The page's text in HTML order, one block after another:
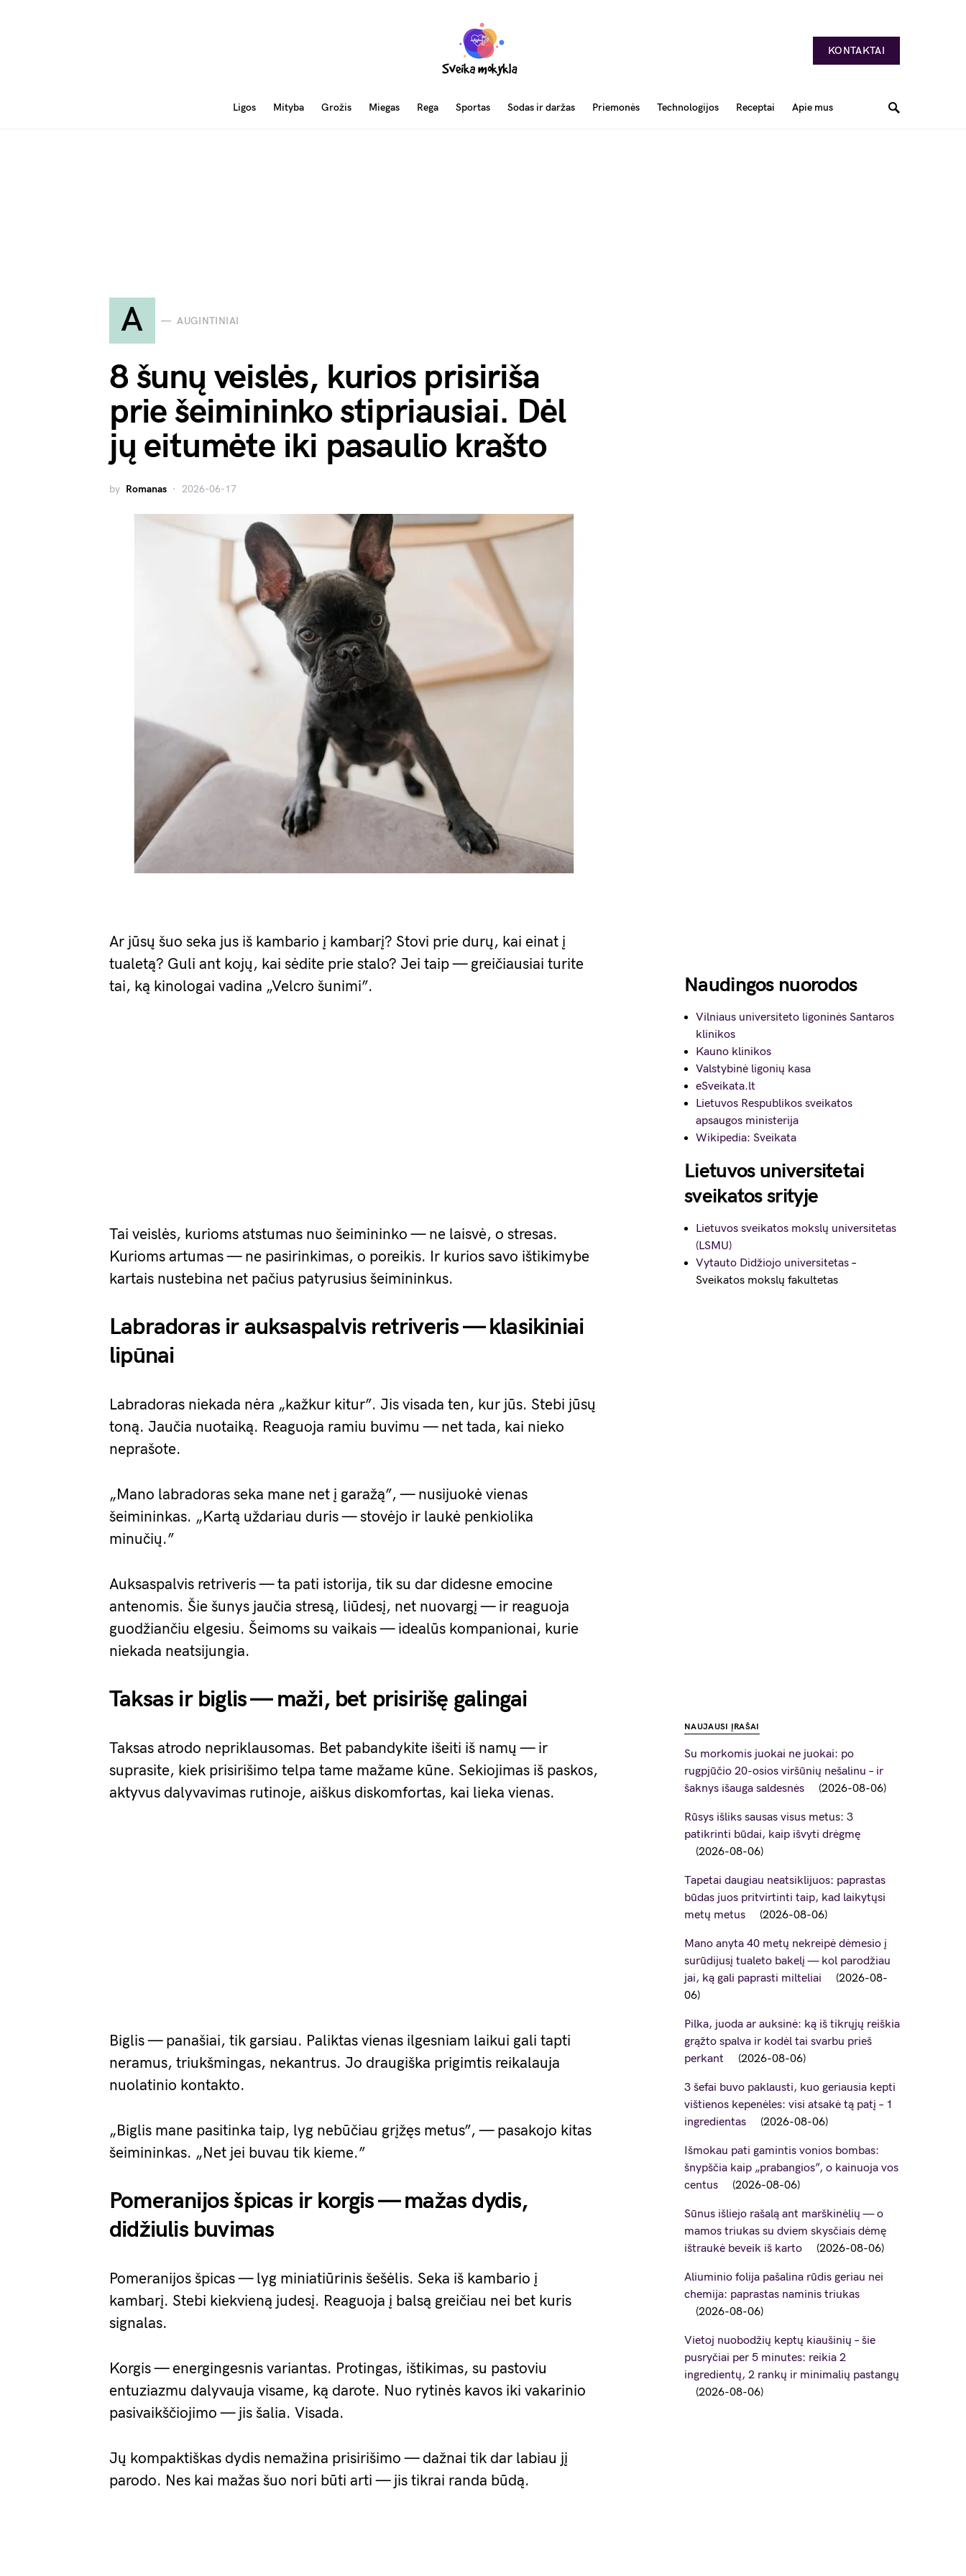
KONTAKTAI
Ligos Mityba Grožis Miegas Rega Sportas Sodas ir daržas Priemonės Technologijos Receptai Apie mus
A AUGINTINIAI
8 šunų veislės, kurios prisiriša
prie šeimininko stipriausiai. Dėl
jų eitumėte iki pasaulio krašto
by Romanas 2026-06-17
Ar jūsų šuo seka jus iš kambario į kambarį? Stovi prie durų, kai einat į
tualetą? Guli ant kojų, kai sėdite prie stalo? Jei taip — greičiausiai turite
tai, ką kinologai vadina „Velcro šunimi”.
Tai veislės, kurioms atstumas nuo šeimininko — ne laisvė, o stresas.
Kurioms artumas — ne pasirinkimas, o poreikis. Ir kurios savo ištikimybe
kartais nustebina net pačius patyrusius šeimininkus.
Labradoras ir auksaspalvis retriveris — klasikiniai
lipūnai
Labradoras niekada nėra „kažkur kitur”. Jis visada ten, kur jūs. Stebi jūsų
toną. Jaučia nuotaiką. Reaguoja ramiu buvimu — net tada, kai nieko
neprašote.
„Mano labradoras seka mane net į garažą”, — nusijuokė vienas
šeimininkas. „Kartą uždariau duris — stovėjo ir laukė penkiolika
minučių.”
Auksaspalvis retriveris — ta pati istorija, tik su dar didesne emocine
antenomis. Šie šunys jaučia stresą, liūdesį, net nuovargį — ir reaguoja
guodžiančiu elgesiu. Šeimoms su vaikais — idealūs kompanionai, kurie
niekada neatsijungia.
Taksas ir biglis — maži, bet prisirišę galingai
Taksas atrodo nepriklausomas. Bet pabandykite išeiti iš namų — ir
suprasite, kiek prisirišimo telpa tame mažame kūne. Sekiojimas iš paskos,
aktyvus dalyvavimas rutinoje, aiškus diskomfortas, kai lieka vienas.
Biglis — panašiai, tik garsiau. Paliktas vienas ilgesniam laikui gali tapti
neramus, triukšmingas, nekantrus. Jo draugiška prigimtis reikalauja
nuolatinio kontakto.
„Biglis mane pasitinka taip, lyg nebūčiau grįžęs metus”, — pasakojo kitas
šeimininkas. „Net jei buvau tik kieme.”
Pomeranijos špicas ir korgis — mažas dydis,
didžiulis buvimas
Pomeranijos špicas — lyg miniatiūrinis šešėlis. Seka iš kambario į
kambarį. Stebi kiekvieną judesį. Reaguoja į balsą greičiau nei bet kuris
signalas.
Korgis — energingesnis variantas. Protingas, ištikimas, su pastoviu
entuziazmu dalyvauja visame, ką darote. Nuo rytinės kavos iki vakarinio
pasivaikščiojimo — jis šalia. Visada.
Jų kompaktiškas dydis nemažina prisirišimo — dažnai tik dar labiau jį
parodo. Nes kai mažas šuo nori būti arti — jis tikrai randa būdą.
Naudingos nuorodos
Vilniaus universiteto ligoninės Santaros
klinikos
Kauno klinikos
Valstybinė ligonių kasa
eSveikata.lt
Lietuvos Respublikos sveikatos
apsaugos ministerija
Wikipedia: Sveikata
Lietuvos universitetai
sveikatos srityje
Lietuvos sveikatos mokslų universitetas
(LSMU)
Vytauto Didžiojo universitetas –
Sveikatos mokslų fakultetas
NAUJAUSI ĮRAŠAI
Su morkomis juokai ne juokai: po
rugpjūčio 20-osios viršūnių nešalinu – ir
šaknys išauga saldesnės
2026-08-06
Rūsys išliks sausas visus metus: 3
patikrinti būdai, kaip išvyti drėgmę
2026-08-06
Tapetai daugiau neatsiklijuos: paprastas
būdas juos pritvirtinti taip, kad laikytųsi
metų metus
2026-08-06
Mano anyta 40 metų nekreipė dėmesio į
surūdijusį tualeto bakelį — kol parodžiau
jai, ką gali paprasti milteliai
2026-08-
06
Pilka, juoda ar auksinė: ką iš tikrųjų reiškia
grąžto spalva ir kodėl tai svarbu prieš
perkant
2026-08-06
3 šefai buvo paklausti, kuo geriausia kepti
vištienos kepenėles: visi atsakė tą patį – 1
ingredientas
2026-08-06
Išmokau pati gamintis vonios bombas:
šnypščia kaip „prabangios”, o kainuoja vos
centus
2026-08-06
Sūnus išliejo rašalą ant marškinėlių — o
mamos triukas su dviem skysčiais dėmę
ištraukė beveik iš karto
2026-08-06
Aliuminio folija pašalina rūdis geriau nei
chemija: paprastas naminis triukas
2026-08-06
Vietoj nuobodžių keptų kiaušinių – šie
pusryčiai per 5 minutes: reikia 2
ingredientų, 2 rankų ir minimalių pastangų
2026-08-06